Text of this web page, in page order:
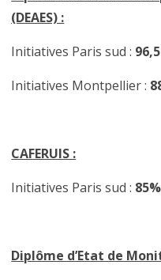
(DEAES) :
Initiatives Paris sud :
Initiatives Montpellier :
CAFERUIS :
Initiatives Paris sud : 85%
Diplôme d’Etat de